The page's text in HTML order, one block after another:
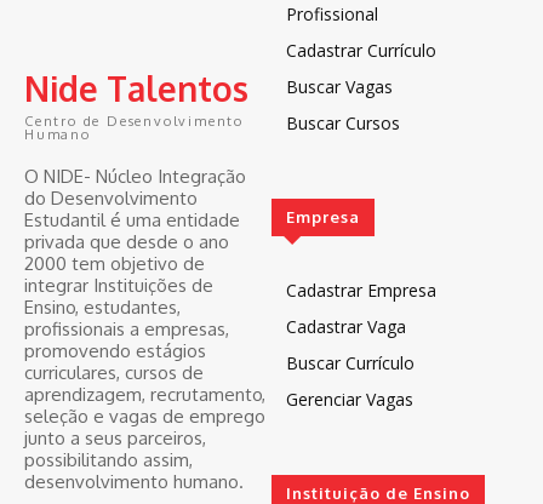
Nide Talentos
Centro de Desenvolvimento
Humano
O NIDE- Núcleo Integração
do Desenvolvimento
Estudantil é uma entidade
privada que desde o ano
2000 tem objetivo de
integrar Instituições de
Ensino, estudantes,
profissionais a empresas,
promovendo estágios
curriculares, cursos de
aprendizagem, recrutamento,
seleção e vagas de emprego
junto a seus parceiros,
possibilitando assim,
desenvolvimento humano.
Profissional
Cadastrar Currículo
Buscar Vagas
Buscar Cursos
Empresa
Cadastrar Empresa
Cadastrar Vaga
Buscar Currículo
Gerenciar Vagas
Instituição de Ensino